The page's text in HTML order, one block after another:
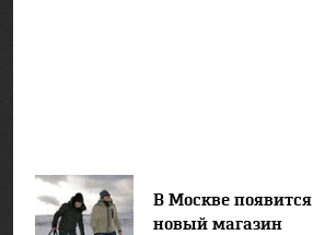
В Москве появится
новый магазин